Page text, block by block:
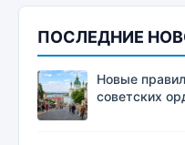
ПОСЛЕДНИЕ
Новые
советских